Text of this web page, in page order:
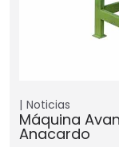
Noticias
Máquina
Anacardo